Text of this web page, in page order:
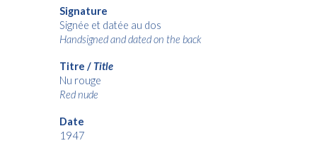
Signature
Signée et datée au dos
Handsigned and dated on the back
Titre / Title
Nu rouge
Red nude
Date
1947